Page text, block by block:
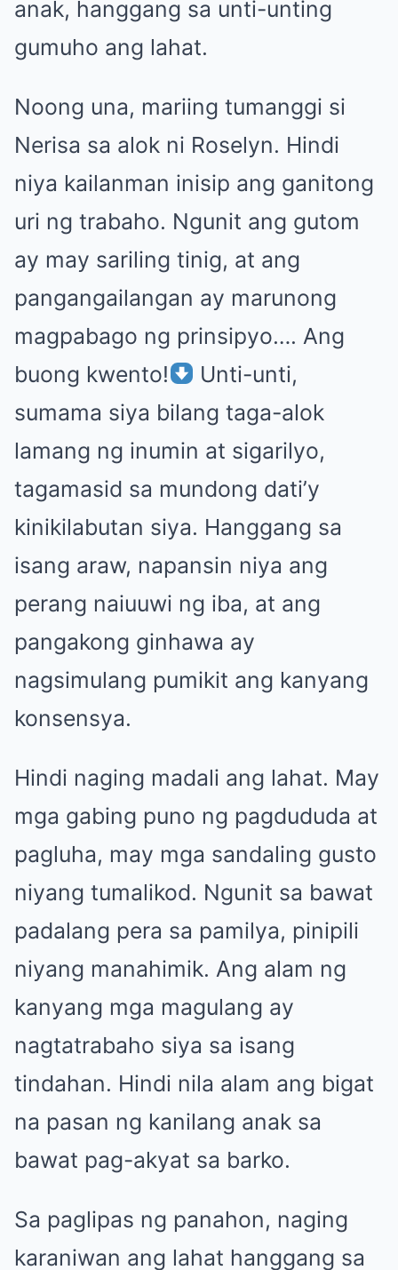
anak, hanggang sa unti-unting
gumuho ang lahat.
Noong una, mariing tumanggi si
Nerisa sa alok ni Roselyn. Hindi
niya kailanman inisip ang ganitong
uri ng trabaho. Ngunit ang gutom
ay may sariling tinig, at ang
pangangailangan ay marunong
magpabago ng prinsipyo…. Ang
buong kwento!
Unti-unti,
sumama siya bilang taga-alok
lamang ng inumin at sigarilyo,
tagamasid sa mundong dati’y
kinikilabutan siya. Hanggang sa
isang araw, napansin niya ang
perang naiuuwi ng iba, at ang
pangakong ginhawa ay
nagsimulang pumikit ang kanyang
konsensya.
Hindi naging madali ang lahat. May
mga gabing puno ng pagdududa at
pagluha, may mga sandaling gusto
niyang tumalikod. Ngunit sa bawat
padalang pera sa pamilya, pinipili
niyang manahimik. Ang alam ng
kanyang mga magulang ay
nagtatrabaho siya sa isang
tindahan. Hindi nila alam ang bigat
na pasan ng kanilang anak sa
bawat pag-akyat sa barko.
Sa paglipas ng panahon, naging
karaniwan ang lahat hanggang sa